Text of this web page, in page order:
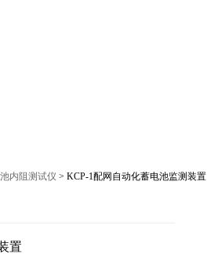
内阻测试仪 > KCP-1配网自动化蓄电池监测装置
置